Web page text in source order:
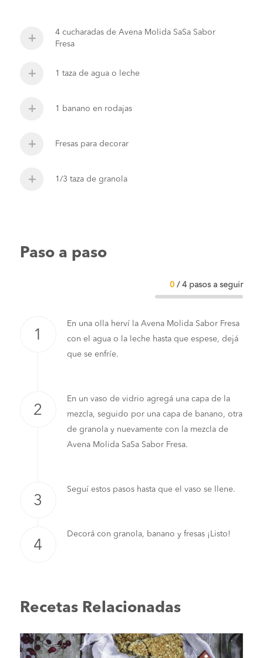
4 cucharadas de Avena Molida SaSa Sabor
Fresa
1 taza de agua o leche
1 banano en rodajas
Fresas para decorar
1/3 taza de granola
Paso a paso
0 /4 pasos a seguir
En una olla herví la Avena Molida Sabor Fresa
con el agua o la leche hasta que espese, dejá
que se enfríe.
En un vaso de vidrio agregá una capa de la
mezcla, seguido por una capa de banano, otra
de granola y nuevamente con la mezcla de
Avena Molida SaSa Sabor Fresa.
Seguí estos pasos hasta que el vaso se llene.
Decorá con granola, banano y fresas ¡Listo!
Recetas Relacionadas